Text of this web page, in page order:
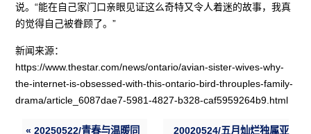
说。“能在自己家门口亲眼见证这么奇特又令人着迷的故事，我真
的觉得自己被眷顾了。”
新闻来源：
https://www.thestar.com/news/ontario/avian-sister-wives-why-
the-internet-is-obsessed-with-this-ontario-bird-throuples-family-
drama/article_6087dae7-5981-4827-b328-caf5959264b9.html
« 20250522/青春与温暖同
20020524/五月灿烂独属亚